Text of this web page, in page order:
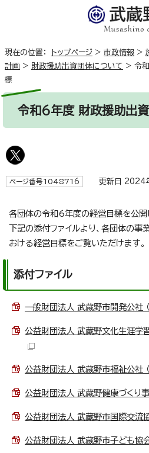
現在の位置： トップページ > 市政情報 >
計画 > 財政援助出資団体について > 令
標
令和6年度 財政援助出
ページ番号1048716 更新日 2024
各団体の令和6年度の経営目標を公開
下記の添付ファイルより、各団体の事
おける経営目標をご覧いただけます。
添付ファイル
一般財団法人 武蔵野市開発公社
公益財団法人 武蔵野文化生涯学
公益財団法人 武蔵野市福祉公社
公益財団法人 武蔵野健康づくり
公益財団法人 武蔵野市国際交流
公益財団法人 武蔵野市子ども協